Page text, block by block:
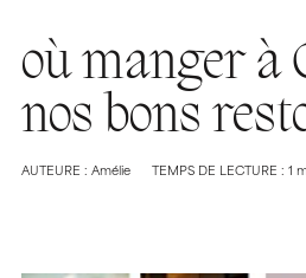
où manger à
nos bons
AUTEURE : Amélie TEMPS DE LECTURE : 1